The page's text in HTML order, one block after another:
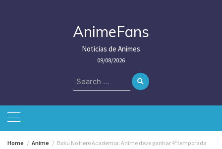
AnimeFans
Noticias de Animes
09/08/2026
Search
for:
Home Anime Boku No Hero Academia: Anime deve ganhar 4ª temporada